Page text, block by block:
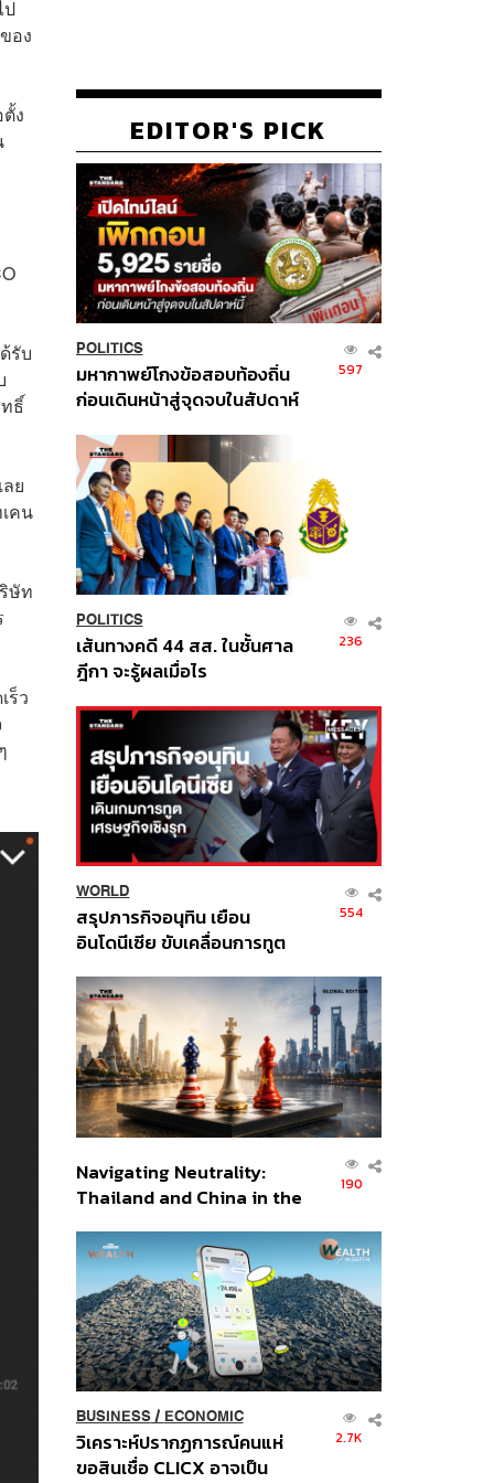
ป
อง
ง
รับ
ธิ์
ย
คน
ษัท
ร็ว
EDITOR'S PICK
POLITICS
มหากาพย์โกงข้อสอบท้องถิ่น
ก่อนเดินหน้าสู่จุดจบในสัปดาห์
597
POLITICS
เส้นทางคดี 44 สส. ในชั้นศาล
ฎีกา จะรู้ผลเมื่อไร
236
WORLD
สรุปภารกิจอนุทิน เยือน
อินโดนีเซีย ขับเคลื่อนการทูต
ส่วนยุทธศาสตร์ไทย –
อินโดนีเซีย
554
Navigating Neutrality:
Thailand and China in the
Order
190
BUSINESS/ ECONOMIC
วิเคราะห์ปรากฏการณ์คนแห่
ขอสินเชื่อ CLICX อาจเป็น
2.7K